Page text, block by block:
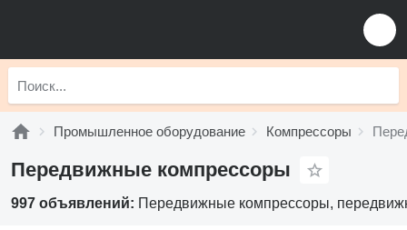
Промышленное оборудование Компрессоры
Передвижные компрессоры
997 объявлений: Передвижные компрессоры,